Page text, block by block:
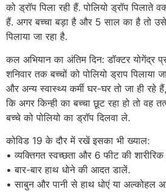
को ड्रॉप पिला रही हैं. पोलियो ड्रॉप पिलाते
हैं. अगर बच्चा बड़ा है और 5 साल का है तो उसे
पिलाया जा रहा है.
कल अभियान का अंतिम दिन: डॉक्टर योगेंद्र
शनिवार तक बच्चों को पोलियो ड्राप पिलाया
और अन्य स्वास्थ्य कर्मी घर-घर तो जा ही रहे
कि अगर किन्ही का बच्चा छूट रहा हो तो वह
बच्चे को पोलियो का ड्रॉप दिलवा ले.
कोविड 19 के दौर में रखें इसका भी ख्याल:
• व्यक्तिगत स्वच्छता और 6 फीट की शारीरिक
• बार-बार हाथ धोने की आदत डालें.
• साबुन और पानी से हाथ धोएं या अल्कोहल